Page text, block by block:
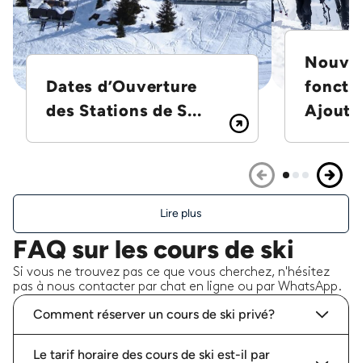
Dates d’Ouverture
des Stations de S...
Lire plus
FAQ sur les cours de ski
Si vous ne trouvez pas ce que vous cherchez, n'hésitez
pas à nous contacter par chat en ligne ou par WhatsApp.
Comment réserver un cours de ski privé?
Le tarif horaire des cours de ski est-il par